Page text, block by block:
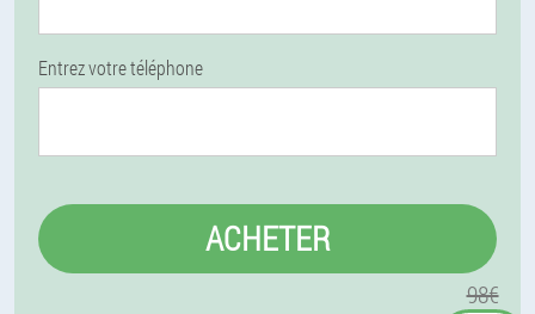
Entrez votre téléphone
ACHETER
98€